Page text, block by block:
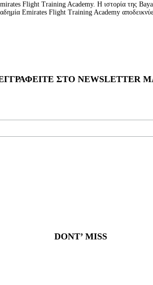
Flight Training Academy. Η ιστορία της
Emirates Flight Training Academy
ΣΤΟ NEWSLETTER
DONT’ MISS